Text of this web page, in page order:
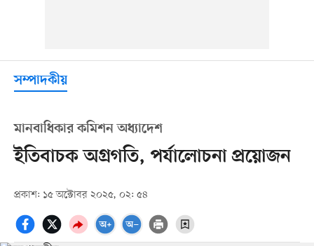
সম্পাদকীয়
মানবাধিকার কমিশন অধ্যাদেশ
ইতিবাচক অগ্রগতি, পর্যালোচনা প্রয়োজন
প্রকাশ: ১৫ অক্টোবর ২০২৫, ০২: ৫৪